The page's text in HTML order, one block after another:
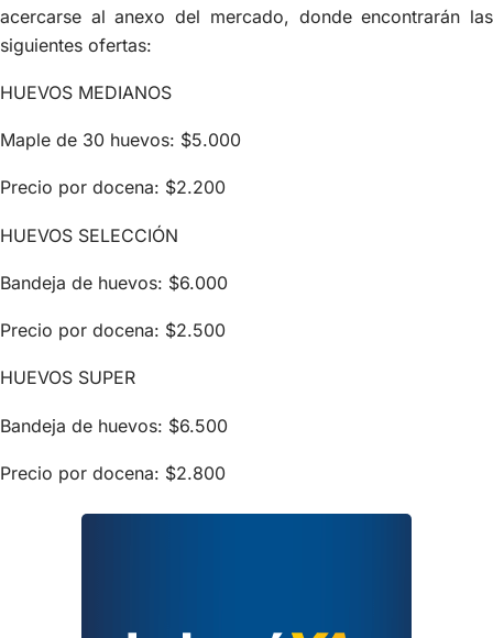
acercarse al anexo del mercado, donde encontrarán las
siguientes ofertas:
HUEVOS MEDIANOS
Maple de 30 huevos: $5.000
Precio por docena: $2.200
HUEVOS SELECCIÓN
Bandeja de huevos: $6.000
Precio por docena: $2.500
HUEVOS SUPER
Bandeja de huevos: $6.500
Precio por docena: $2.800